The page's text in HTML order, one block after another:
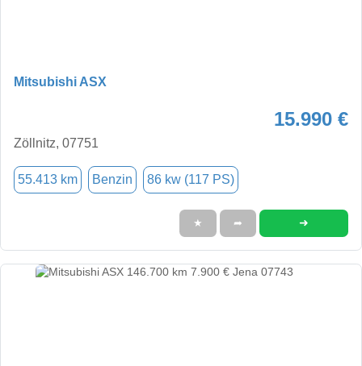
Mitsubishi ASX
15.990 €
Zöllnitz, 07751
55.413 km Benzin 86 kw (117 PS)
★ ➦ ➜